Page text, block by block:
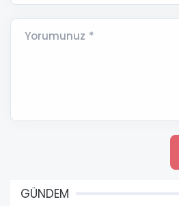
Yorumunuz *
GÜNDEM